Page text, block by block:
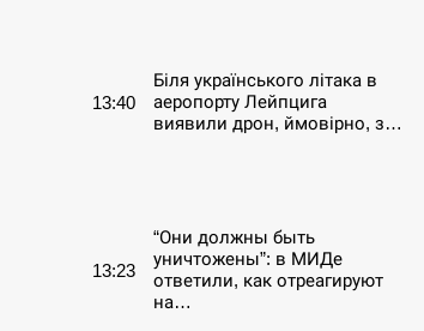
13:40
Біля українського літака в
аеропорту Лейпцига
виявили дрон, ймовірно, з…
13:23
“Они должны быть
уничтожены”: в МИДе
ответили, как отреагируют
на…